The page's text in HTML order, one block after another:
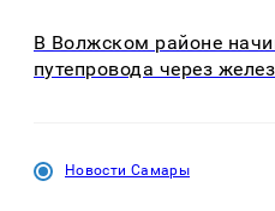
В Волжском районе
путепровода через
Новости Самары